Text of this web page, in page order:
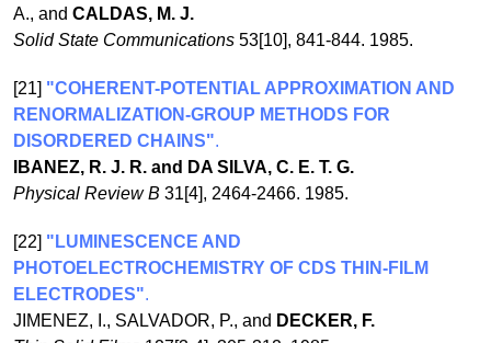
A., and CALDAS, M. J.
Solid State Communications 53[10], 841-844. 1985.
[21] "COHERENT-POTENTIAL APPROXIMATION AND
RENORMALIZATION-GROUP METHODS FOR
DISORDERED CHAINS".
IBANEZ, R. J. R. and DA SILVA, C. E. T. G.
Physical Review B 31[4], 2464-2466. 1985.
[22] "LUMINESCENCE AND
PHOTOELECTROCHEMISTRY OF CDS THIN-FILM
ELECTRODES".
JIMENEZ, I., SALVADOR, P., and DECKER, F.